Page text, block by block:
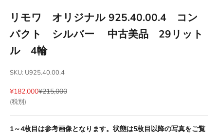
リモワ オリジナル 925.40.00.4 コン
パクト シルバー 中古美品 29リット
ル 4輪
SKU: U925.40.00.4
セール価格
¥182,000通常価格
¥215,000
(税別)
1～4枚目は参考画像となります。状態は5枚目以降の写真をご覧